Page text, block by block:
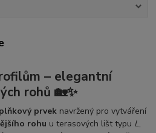
– elegantní
rohů 🏡✨
prvek navržený pro vytváření
rohu u terasových lišt typu L,